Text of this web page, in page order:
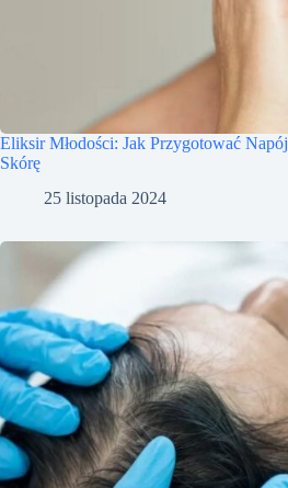
Eliksir Młodości: Jak Przygotować
Skórę
25 listopada 2024